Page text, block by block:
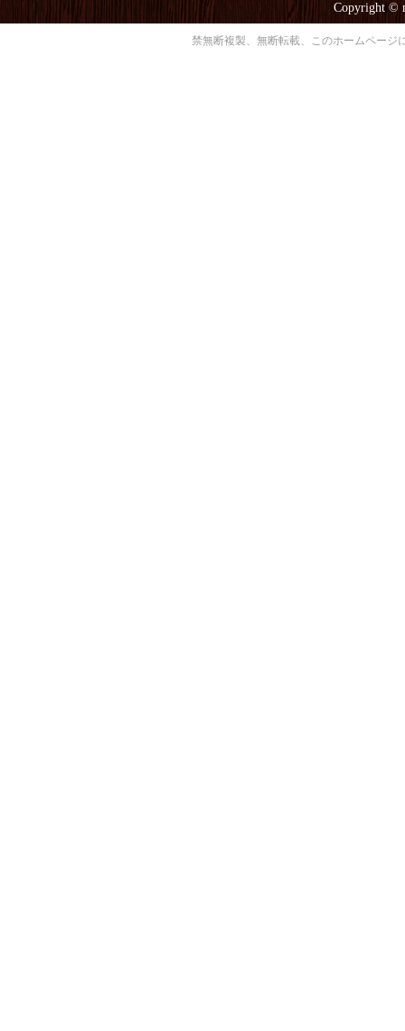
Copyright ©
禁無断複製、無断転載、このホームページ